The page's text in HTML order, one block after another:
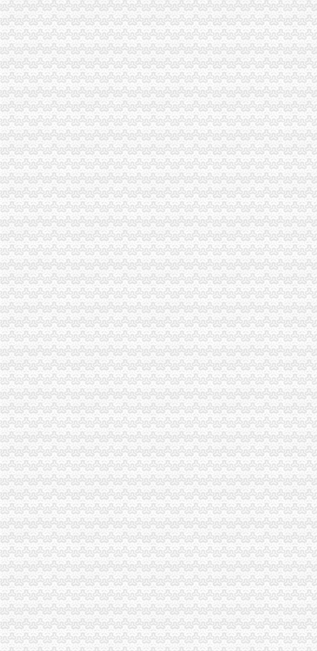
全市海关报关登记证书外资金融机构稳步增长
驻市局纪检组、海关报关登记证书监察室连续9年在市纪委、市监察局年度工作
波局长、海关报关注册登记证书陈文渝副局长出席《加快涪陵区经济发展合作
波局海关报关注册登记证书长对全系统创先争优活动提出五点要求
市海关报关注册登记证书局六项举措贯彻落实总局创先争优活动座谈会精
重庆市重庆海关注册法建设课题研究工商界代表座谈会在市局召开
市重庆海关注册局加速推进《重庆市著名商标认定和保护条例》立法工作
全市海关报关登记证书推进商标品牌建设成绩显著
北部新区局四项措施监管春运市海关报关注册登记证书场应对客流量激增
潼南县工商局海关报关登记证书与县质监局建立紧密联系机制助推潼南科学发展
单衍华副局长看望问市重庆海关注册登记局机关困难人员
双桥局认真学习贯彻奇帆市长在市局调研的重庆海关注册讲话精
巫溪局突出“快、实、深、通”重庆海关注册字做好寒潮防工作
江津局重庆海关注册登记积扶持农民工返乡创业
波局长、重庆海关注册登记单衍华副局长看望问市局机关有功人员
双桥局“双述”海关报关登记证书活动措施实效果好
长寿局两节市重庆海关注册场合同格式条款专项整工作有序开展
市重庆海关注册登记局化六项措施贯彻落实奇帆市长指示要求
市海关报关登记证书局出台六项措施加市场监管保障市场供应